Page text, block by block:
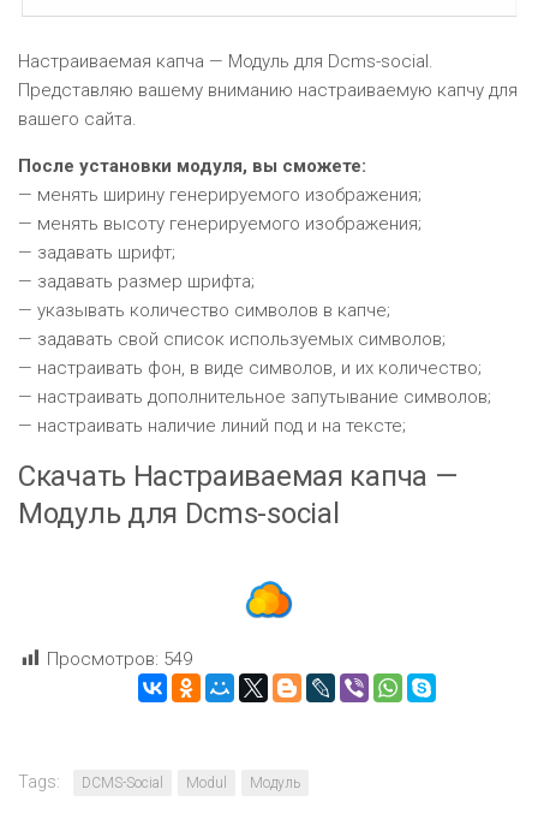
Настраиваемая капча — Модуль для Dcms-social.
Представляю вашему вниманию настраиваемую капчу для
вашего сайта.
После установки модуля, вы сможете:
— менять ширину генерируемого изображения;
— менять высоту генерируемого изображения;
— задавать шрифт;
— задавать размер шрифта;
— указывать количество символов в капче;
— задавать свой список используемых символов;
— настраивать фон, в виде символов, и их количество;
— настраивать дополнительное запутывание символов;
— настраивать наличие линий под и на тексте;
Скачать Настраиваемая капча —
Модуль для Dcms-social
Просмотров: 549
Tags: DCMS-Social Modul Модуль